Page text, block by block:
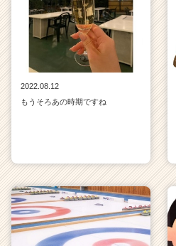
2022.08.12
もうそろあの時期ですね